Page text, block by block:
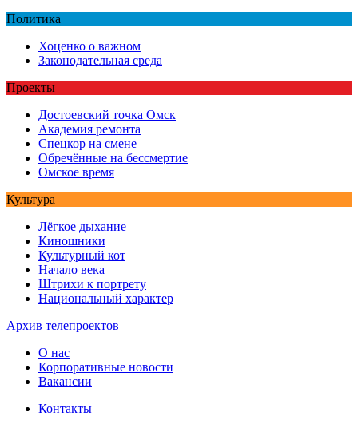
Политика
Хоценко о важном
Законодательная среда
Проекты
Достоевский точка Омск
Академия ремонта
Спецкор на смене
Обречённые на бессмертие
Омское время
Культура
Лёгкое дыхание
Киношники
Культурный кот
Начало века
Штрихи к портрету
Национальный характер
Архив телепроектов
О нас
Корпоративные новости
Вакансии
Контакты